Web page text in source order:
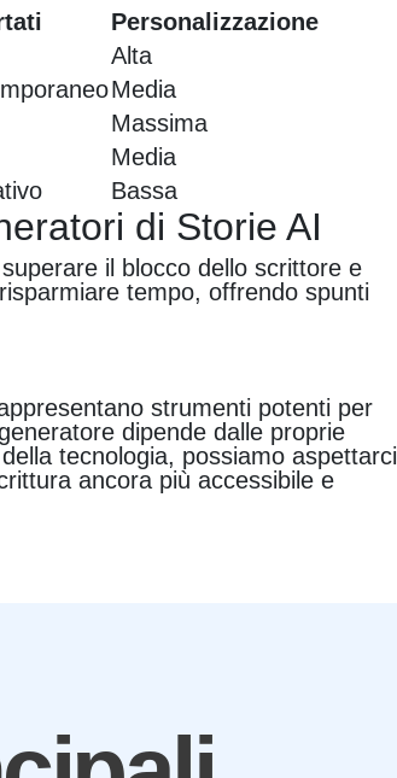
Personalizzazione
Alta
Media
Massima
Media
Bassa
di Storie AI
il blocco dello scrittore e
tempo, offrendo spunti
strumenti potenti per
dipende dalle proprie
tecnologia, possiamo aspettarci
ancora più accessibile e